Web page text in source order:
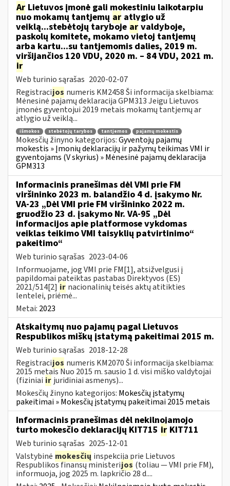
Ar Lietuvos įmonė gali mokestiniu laikotarpiu
nuo mokamų tantjemų ar atlygio už
veiklą...stebėtojų taryboje ar valdyboje,
paskolų komitete, mokamo vietoj tantjemų
arba kartu...su tantjemomis dalies, 2019 m.
viršijančios 120 VDU, 2020 m. – 84 VDU, 2021 m.
ir
Web turinio sąrašas 2020-02-07
Registracijos numeris KM2458 Ši informacija skelbiama:
Mėnesinė pajamų deklaracija GPM313 Jeigu Lietuvos
įmonės gyventojui 2019 metais mokamų tantjemų ar
atlygio už veiklą...
išmokos stebėtojų tarybos tantjemos pajamų mokestis
Mokesčių žinyno kategorijos:Gyventojų pajamų
mokestis » Įmonių deklaracijų ir pažymų teikimas VMI ir
gyventojams (V skyrius) » Mėnesinė pajamų deklaracija
GPM313
Informacinis pranešimas dėl VMI prie FM
viršininko 2023 m. balandžio 4 d. įsakymo Nr.
VA-23 „Dėl VMI prie FM viršininko 2022 m.
gruodžio 23 d. įsakymo Nr. VA-95 „Dėl
informacijos apie platformose vykdomas
veiklas teikimo VMI taisyklių patvirtinimo“
pakeitimo“
Web turinio sąrašas 2023-04-06
Informuojame, jog VMI prie FM[1], atsižvelgusi į
papildomai pateiktas pastabas Direktyvos (ES)
2021/514[2] ir nacionalinių teisės aktų atitikties
lentelei, priėmė...
Metai: 2023
Atskaitymų nuo pajamų pagal Lietuvos
Respublikos miškų įstatymą pakeitimai 2015 m.
Web turinio sąrašas 2018-12-28
Registracijos numeris KM2070 Ši informacija skelbiama:
2015 metais Nuo 2015 m. sausio 1 d. visi miško valdytojai
(fiziniai ir juridiniai asmenys)...
Mokesčių žinyno kategorijos: Mokesčių įstatymų
pakeitimai » Mokesčių įstatymų pakeitimai 2015 metais
Informacinis pranešimas dėl nekilnojamojo
turto mokesčio deklaracijų KIT715 ir KIT711
Web turinio sąrašas 2025-12-01
Valstybinė mokesčių inspekcija prie Lietuvos
Respublikos finansų ministerijos (toliau — VMI prie FM),
informuoja, jog 2025 m. lapkričio 28 d....